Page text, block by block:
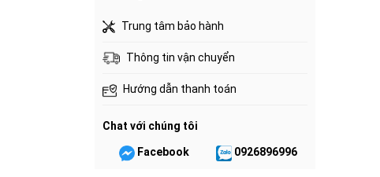
Trung tâm bảo hành
Thông tin vận chuyển
Hướng dẫn thanh toán
Chat với chúng tôi
Facebook 0926896996